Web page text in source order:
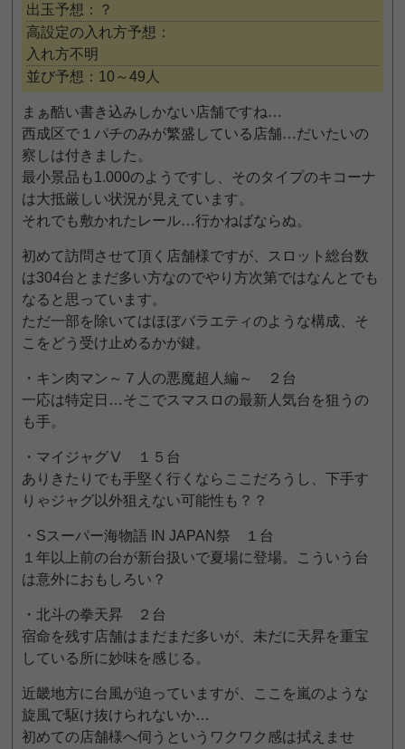
出玉予想：？
高設定の入れ方予想：
入れ方不明
並び予想：10～49人
まぁ酷い書き込みしかない店舗ですね…
西成区で１パチのみが繁盛している店舗…だいたいの
察しは付きました。
最小景品も1.000のようですし、そのタイプのキコーナ
は大抵厳しい状況が見えています。
それでも敷かれたレール…行かねばならぬ。
初めて訪問させて頂く店舗様ですが、スロット総台数
は304台とまだ多い方なのでやり方次第ではなんとでも
なると思っています。
ただ一部を除いてはほぼバラエティのような構成、そ
こをどう受け止めるかが鍵。
・キン肉マン～７人の悪魔超人編～ ２台
一応は特定日…そこでスマスロの最新人気台を狙うの
も手。
・マイジャグⅤ １５台
ありきたりでも手堅く行くならここだろうし、下手す
りゃジャグ以外狙えない可能性も？？
・Sスーパー海物語 IN JAPAN祭 １台
１年以上前の台が新台扱いで夏場に登場。こういう台
は意外におもしろい？
・北斗の拳天昇 ２台
宿命を残す店舗はまだまだ多いが、未だに天昇を重宝
している所に妙味を感じる。
近畿地方に台風が迫っていますが、ここを嵐のような
旋風で駆け抜けられないか…
初めての店舗様へ伺うというワクワク感は拭えませ